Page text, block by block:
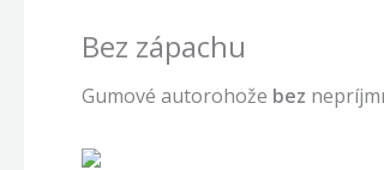
Bez zápachu
Gumové autorohože bez